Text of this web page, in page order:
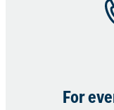
For